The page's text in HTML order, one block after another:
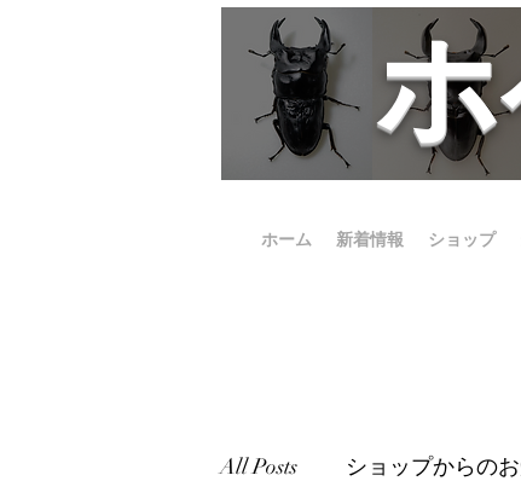
ホーム 新着情報 ショップ
All Posts ショップからの